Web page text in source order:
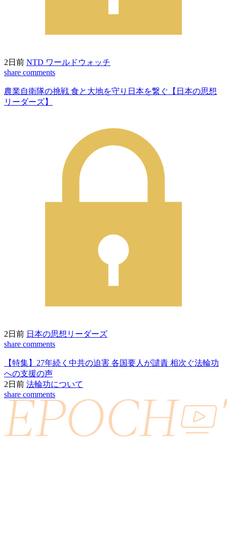
2日前 NTD ワールドウォッチ
share comments
農業自衛隊の挑戦 食と大地を守り日本を繋ぐ【日本の思想
リーダーズ】
2日前 日本の思想リーダーズ
share comments
【特集】27年続く中共の迫害 各国要人が譴責 相次ぐ法輪功
への支援の声
2日前 法輪功について
share comments